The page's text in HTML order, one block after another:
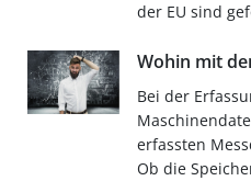
der EU sind
Wohin mit
Bei der
erfassten
Ob die